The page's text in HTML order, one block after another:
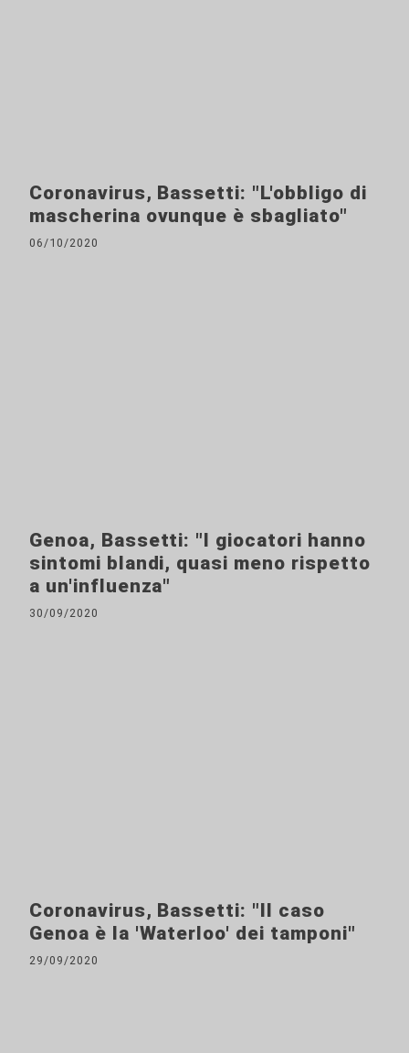
Coronavirus, Bassetti: "L'obbligo di
mascherina ovunque è sbagliato"
06/10/2020
Genoa, Bassetti: "I giocatori hanno
sintomi blandi, quasi meno rispetto
a un'influenza"
30/09/2020
Coronavirus, Bassetti: "Il caso
Genoa è la 'Waterloo' dei tamponi"
29/09/2020